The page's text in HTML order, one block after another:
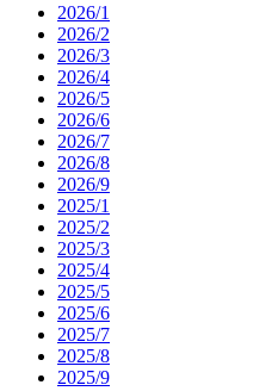
2026/1
2026/2
2026/3
2026/4
2026/5
2026/6
2026/7
2026/8
2026/9
2025/1
2025/2
2025/3
2025/4
2025/5
2025/6
2025/7
2025/8
2025/9